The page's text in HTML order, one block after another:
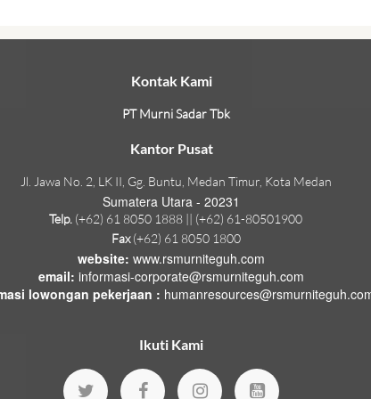
Kontak Kami
PT Murni Sadar Tbk
Kantor Pusat
Jl. Jawa No. 2, LK II, Gg. Buntu, Medan Timur, Kota Medan
Sumatera Utara - 20231
Telp. (+62) 61 8050 1888 || (+62) 61-80501900
Fax(+62) 61 8050 1800
website: www.rsmurniteguh.com
email: informasi-corporate@rsmurniteguh.com
lowongan pekerjaan :
Ikuti Kami